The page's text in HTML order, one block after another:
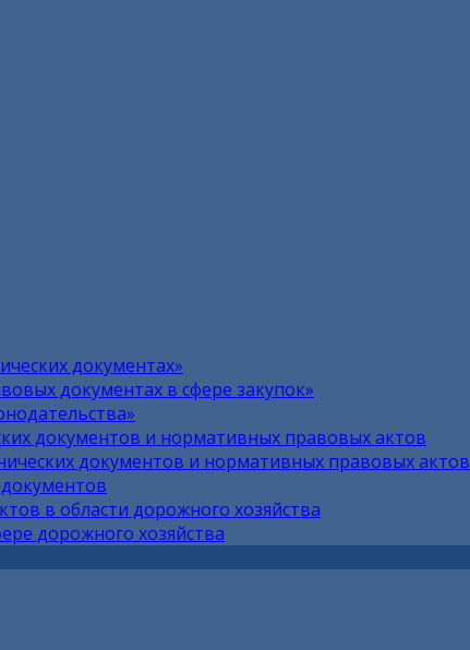
документах»
документах в сфере закупок»
документов и нормативных правовых актов
документов и нормативных правовых актов
в области дорожного хозяйства
дорожного хозяйства